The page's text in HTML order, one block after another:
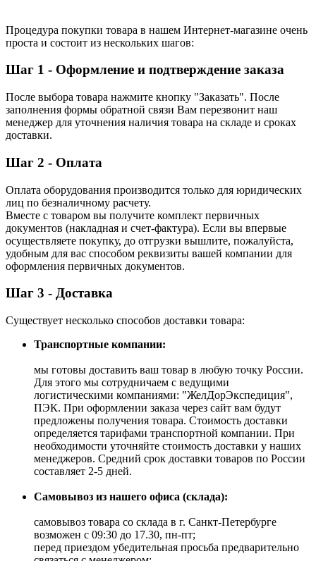
Процедура покупки товара в нашем Интернет-магазине очень
проста и состоит из нескольких шагов:
Шаг 1 - Оформление и подтверждение заказа
После выбора товара нажмите кнопку "Заказать". После
заполнения формы обратной связи Вам перезвонит наш
менеджер для уточнения наличия товара на складе и сроках
доставки.
Шаг 2 - Оплата
Оплата оборудования производится только для юридических
лиц по безналичному расчету.
Вместе с товаром вы получите комплект первичных
документов (накладная и счет-фактура). Если вы впервые
осуществляете покупку, до отгрузки вышлите, пожалуйста,
удобным для вас способом реквизиты вашей компании для
оформления первичных документов.
Шаг 3 - Доставка
Существует несколько способов доставки товара:
Транспортные компании:
мы готовы доставить ваш товар в любую точку России.
Для этого мы сотрудничаем с ведущими
логистическими компаниями: "ЖелДорЭкспедиция",
ПЭК. При оформлении заказа через сайт вам будут
предложены получения товара. Стоимость доставки
определяется тарифами транспортной компании. При
необходимости уточняйте стоимость доставки у наших
менеджеров. Средний срок доставки товаров по России
составляет 2-5 дней.
Самовывоз из нашего офиса (склада):
самовывоз товара со склада в г. Санкт-Петербурге
возможен с 09:30 до 17.30, пн-пт;
перед приездом убедительная просьба предварительно